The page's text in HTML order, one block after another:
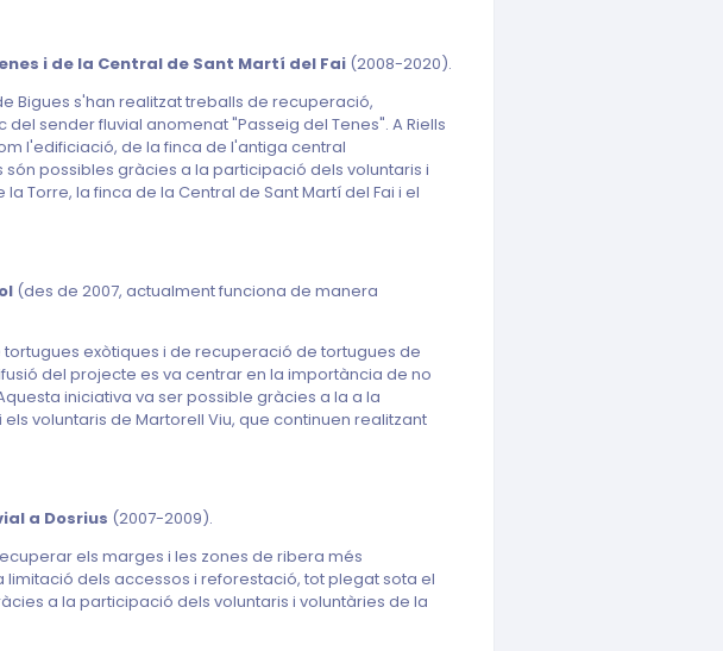
i de la Central de Sant Martí del Fai (2008-2020).
Bigues s'han realitzat treballs de recuperació,
sender fluvial anomenat "Passeig del Tenes". A Riells
l'edificiació, de la finca de l'antiga central
possibles gràcies a la participació dels voluntaris i
Torre, la finca de la Central de Sant Martí del Fai i el
(des de 2007, actualment funciona de manera
exòtiques i de recuperació de tortugues de
del projecte es va centrar en la importància de no
iniciativa va ser possible gràcies a la a la
voluntaris de Martorell Viu, que continuen realitzant
a Dosrius (2007-2009).
els marges i les zones de ribera més
dels accessos i reforestació, tot plegat sota el
a la participació dels voluntaris i voluntàries de la